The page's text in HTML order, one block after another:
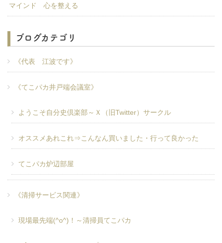
マインド 心を整える
ブログカテゴリ
《代表 江波です》
《てこパカ井戸端会議室》
ようこそ自分史倶楽部～Ｘ（旧Twitter）サークル
オススメあれこれ⇒こんなん買いました・行って良かった
てこパカ炉辺部屋
《清掃サービス関連》
現場最先端(^o^)！～清掃員てこパカ